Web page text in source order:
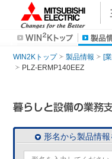
WIN2Kトップ 製品情報 [
PLZ-ERMP140EEZ
形名から製品情報